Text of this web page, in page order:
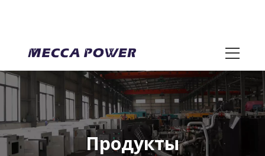
Продукты